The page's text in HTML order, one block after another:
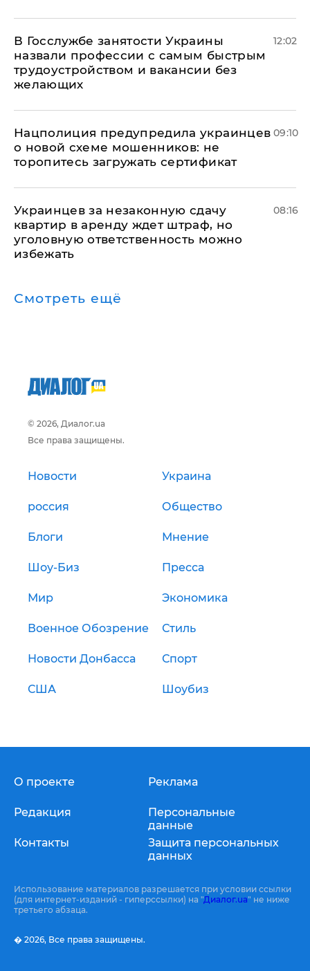
В Госслужбе занятости Украины
назвали профессии с самым быстрым
трудоустройством и вакансии без
желающих
12:02
Нацполиция предупредила украинцев
о новой схеме мошенников: не
торопитесь загружать сертификат
09:10
Украинцев за незаконную сдачу
квартир в аренду ждет штраф, но
уголовную ответственность можно
избежать
08:16
Смотреть ещё
© 2026, Диалог.ua
Все права защищены.
Новости Украина
россия Общество
Блоги Мнение
Шоу-Биз Пресса
Мир Экономика
Военное Обозрение Стиль
Новости Донбасса Спорт
США Шоубиз
О проекте
Редакция
Контакты
Реклама
Персональные
данные
Защита персональных
данных
Использование материалов разрешается при условии ссылки
(для интернет-изданий - гиперссылки) на "Диалог.ua" не ниже
третьего абзаца.
� 2026, Все права защищены.